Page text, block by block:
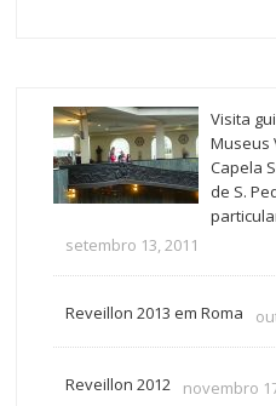
Visita
Museus
Capela
de S.
setembro 13, 2011
Reveillon 2013 em Roma
Reveillon 2012 novembro